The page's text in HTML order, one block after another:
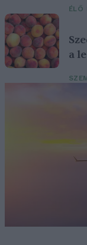
ÉLŐ
a